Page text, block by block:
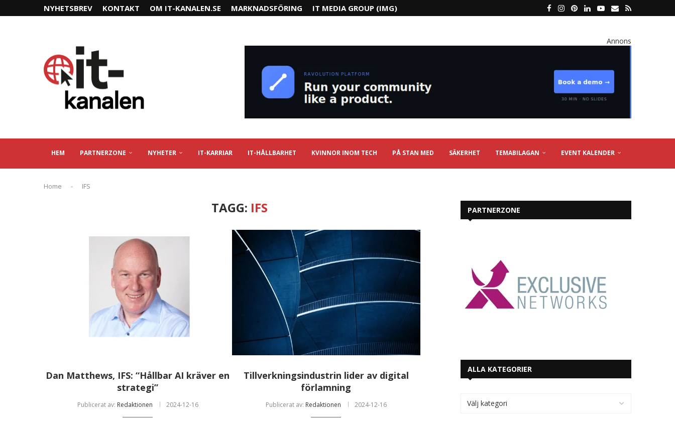
NYHETSBREV KONTAKT OM IT-KANALEN.SE MARKNADSFÖRING IT MEDIA GROUP (IMG)
Annons
HEM PARTNERZONE NYHETER IT-KARRIAR IT-HÅLLBARHET KVINNOR INOM TECH PÅ STAN MED SÄKERHET TEMABILAGAN EVENT KALENDER
Home - IFS
TAGG: IFS
Dan Matthews, IFS: “Hållbar AI kräver en
strategi”
Publicerat av: Redaktionen 2024-12-16
Tillverkningsindustrin lider av digital
förlamning
Publicerat av: Redaktionen 2024-12-16
PARTNERZONE
ALLA KATEGORIER